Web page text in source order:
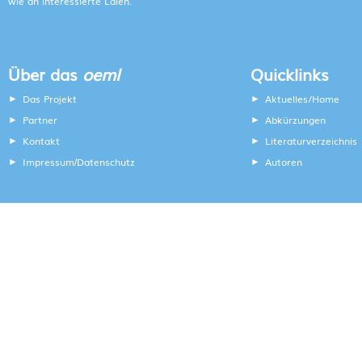
Über das oeml
Das Projekt
Partner
Kontakt
Impressum/Datenschutz
Quicklinks
Aktuelles/Home
Abkürzungen
Literaturverzeichnis
Autoren